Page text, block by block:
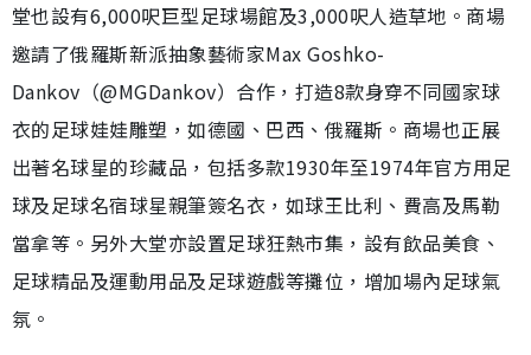
堂也設有6,000呎巨型足球場館及3,000呎人造草地。商場
邀請了俄羅斯新派抽象藝術家Max Goshko-
Dankov（@MGDankov）合作，打造8款身穿不同國家球
衣的足球娃娃雕塑，如德國、巴西、俄羅斯。商場也正展
出著名球星的珍藏品，包括多款1930年至1974年官方用足
球及足球名宿球星親筆簽名衣，如球王比利、費高及馬勒
當拿等。另外大堂亦設置足球狂熱市集，設有飲品美食、
足球精品及運動用品及足球遊戲等攤位，增加場內足球氣
氛。